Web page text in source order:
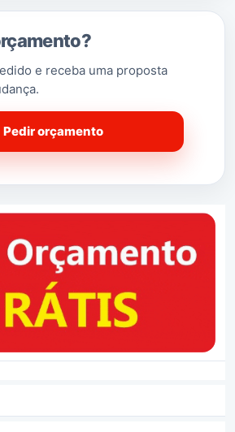
e receba uma proposta
Pedir orçamento